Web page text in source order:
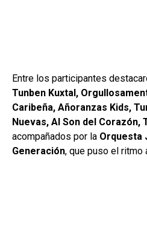
Entre los participantes
Tunben Kuxtal,
Caribeña, Añoranzas Kids,
Nuevas, Al Son del Corazón,
acompañados por la Orquesta
Generación, que puso el ritmo